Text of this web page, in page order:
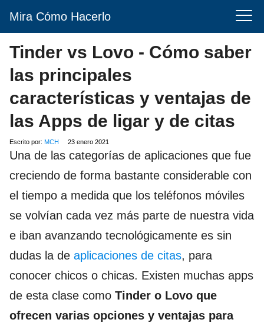
Mira Cómo Hacerlo
Tinder vs Lovo - Cómo saber
las principales
características y ventajas de
las Apps de ligar y de citas
Escrito por: MCH 23 enero 2021
Una de las categorías de aplicaciones que fue
creciendo de forma bastante considerable con
el tiempo a medida que los teléfonos móviles
se volvían cada vez más parte de nuestra vida
e iban avanzando tecnológicamente es sin
dudas la de aplicaciones de citas, para
conocer chicos o chicas. Existen muchas apps
de esta clase como Tinder o Lovo que
ofrecen varias opciones y ventajas para